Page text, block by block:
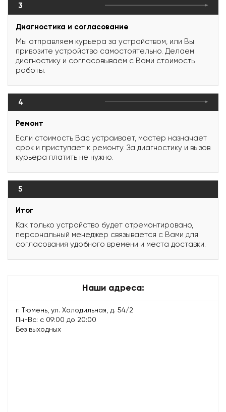
3
Диагностика и согласование
Мы отправляем курьера за устройством, или Вы
привозите устройство самостоятельно. Делаем
диагностику и согласовываем с Вами стоимость
работы.
4
Ремонт
Если стоимость Вас устраивает, мастер назначает
срок и приступает к ремонту. За диагностику и вызов
курьера платить не нужно.
5
Итог
Как только устройство будет отремонтировано,
персональный менеджер связывается с Вами для
согласования удобного времени и места доставки.
Наши адреса:
г. Тюмень, ул. Холодильная, д. 54/2
Пн-Вс: с 09:00 до 20:00
Без выходных